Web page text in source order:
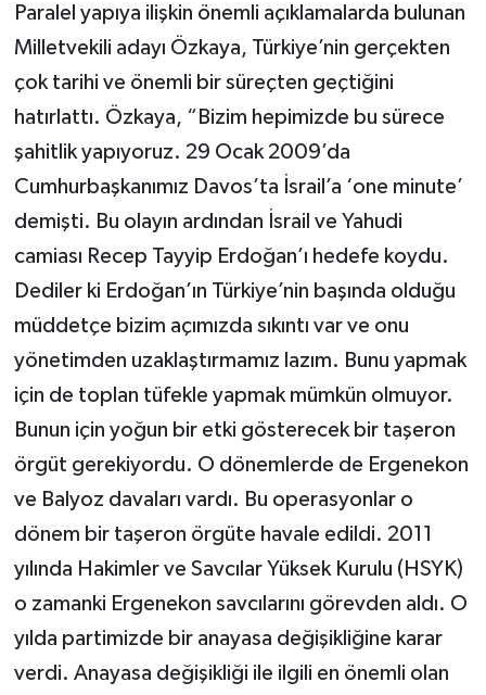
Paralel yapıya ilişkin önemli açıklamalarda bulunan
Milletvekili adayı Özkaya, Türkiye’nin gerçekten
çok tarihi ve önemli bir süreçten geçtiğini
hatırlattı. Özkaya, “Bizim hepimizde bu sürece
şahitlik yapıyoruz. 29 Ocak 2009’da
Cumhurbaşkanımız Davos’ta İsrail’a ‘one minute’
demişti. Bu olayın ardından İsrail ve Yahudi
camiası Recep Tayyip Erdoğan’ı hedefe koydu.
Dediler ki Erdoğan’ın Türkiye’nin başında olduğu
müddetçe bizim açımızda sıkıntı var ve onu
yönetimden uzaklaştırmamız lazım. Bunu yapmak
için de toplan tüfekle yapmak mümkün olmuyor.
Bunun için yoğun bir etki gösterecek bir taşeron
örgüt gerekiyordu. O dönemlerde de Ergenekon
ve Balyoz davaları vardı. Bu operasyonlar o
dönem bir taşeron örgüte havale edildi. 2011
yılında Hakimler ve Savcılar Yüksek Kurulu (HSYK)
o zamanki Ergenekon savcılarını görevden aldı. O
yılda partimizde bir anayasa değişikliğine karar
verdi. Anayasa değişikliği ile ilgili en önemli olan